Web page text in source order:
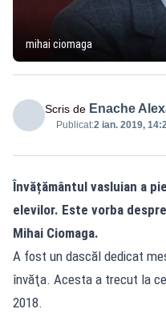
mihai ciomaga
Scris de Enache
Publicat:2 ian. 2019,
Învățământul vasluian a
elevilor. Este vorba
Mihai Ciomaga.
A fost un dascăl dedicat
învăţa. Acesta a trecut la
2018.